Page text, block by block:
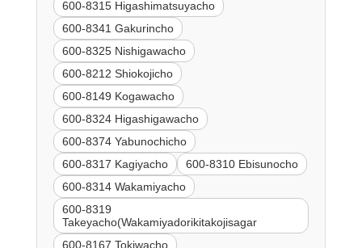
600-8315 Higashimatsuyacho
600-8341 Gakurincho
600-8325 Nishigawacho
600-8212 Shiokojicho
600-8149 Kogawacho
600-8324 Higashigawacho
600-8374 Yabunochicho
600-8317 Kagiyacho
600-8310 Ebisunocho
600-8314 Wakamiyacho
600-8319
Takeyacho(Wakamiyadorikitakojisagar
600-8167 Tokiwacho